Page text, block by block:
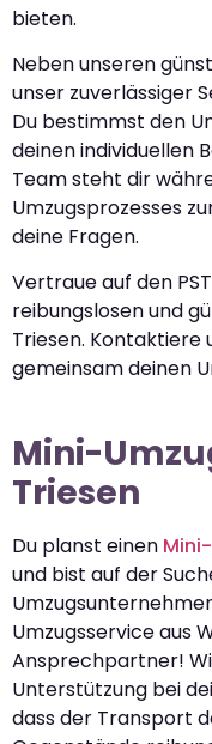
bieten.
Neben unseren
unser zuverlässiger
Du bestimmst den
deinen individuellen
Team steht dir
Umzugsprozesses
deine Fragen.
Vertraue auf den
reibungslosen und
Triesen. Kontaktiere
gemeinsam deinen
Mini-
Triesen
Du planst einen
und bist auf der
Umzugsservice aus
Ansprechpartner!
Unterstützung bei
dass der Transport